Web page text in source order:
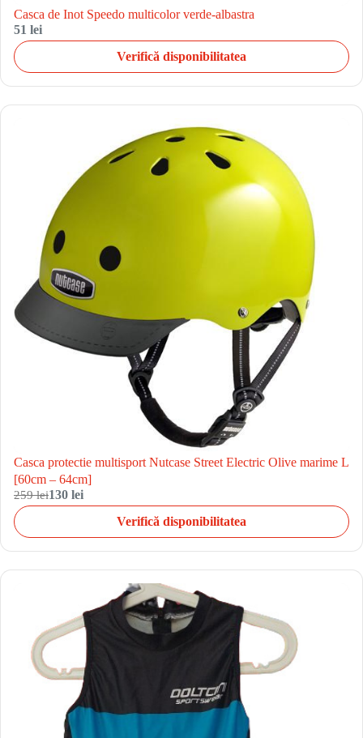
Casca de Inot Speedo multicolor verde-albastra
51 lei
Verifică disponibilitatea
Casca protectie multisport Nutcase Street Electric Olive marime L
[60cm – 64cm]
259 lei130 lei
Verifică disponibilitatea